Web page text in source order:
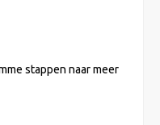
stappen naar meer